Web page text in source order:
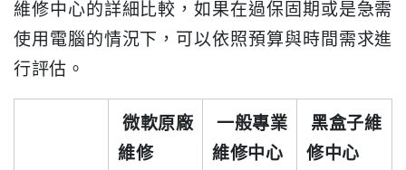
維修中心的詳細比較，如果在過保固期或是急需
使用電腦的情況下，可以依照預算與時間需求進
行評估。
微軟原廠
維修
一般專業
維修中心
黑盒子維
修中心